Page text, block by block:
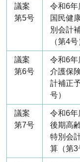
議案
第5号
令和6年
国民健
別会計
（第4号
議案
第6号
令和6年
介護保
計補正
号）
議案
第7号
令和6年
後期高
特別会
算（第3